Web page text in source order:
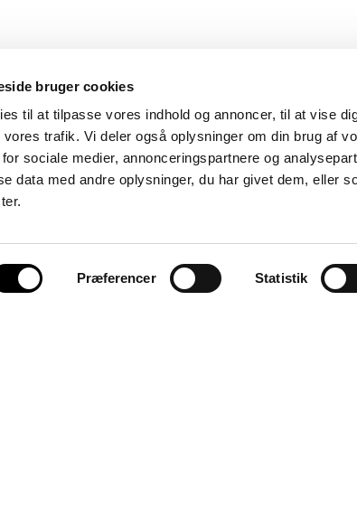
bruger cookies
til at tilpasse vores indhold og annoncer, til at vise
trafik. Vi deler også oplysninger om din brug af
sociale medier, annonceringspartnere og
data med andre oplysninger, du har givet dem, eller
Præferencer Statistik